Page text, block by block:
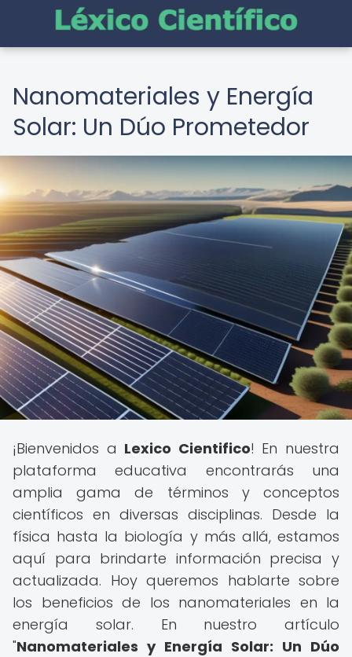
Nanomateriales y Energía
Solar: Un Dúo Prometedor
¡Bienvenidos a Lexico Cientifico! En nuestra
plataforma educativa encontrarás una
amplia gama de términos y conceptos
científicos en diversas disciplinas. Desde la
física hasta la biología y más allá, estamos
aquí para brindarte información precisa y
actualizada. Hoy queremos hablarte sobre
los beneficios de los nanomateriales en la
energía solar. En nuestro artículo
"Nanomateriales y Energía Solar: Un Dúo